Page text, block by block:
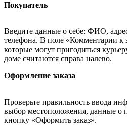
Покупатель
Введите данные о себе: ФИО,
телефона. В поле «Комментарии к
которые могут пригодиться
доме считаются справа налево.
Оформление заказа
Проверьте правильность ввода
выбор местоположения, данные о
кнопку «Оформить заказ».